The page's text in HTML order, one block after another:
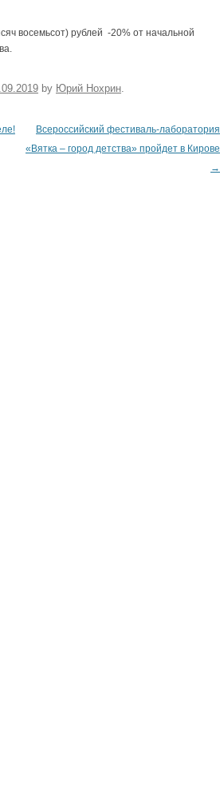
восемьсот) рублей -20% от начальной
by Юрий Нохрин
Всероссийский фестиваль-лаборатория
«Вятка – город детства» пройдет в Кирове
→